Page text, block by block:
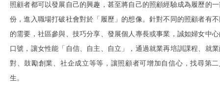
照顧者都可以發展自己的興趣，甚至將自己的照顧經驗成為履歷的
份，進入職場打破社會對於「履歷」的想像。針對不同的照顧者有
的需要，社區參與、技巧分享、發展個人專長或事業，誠如婦女中
口號，讓女性能「自信、自主、自立」，通過就業再培訓課程、就
對、鼓勵創業、社企成立等等，讓照顧者可增加自信心，找尋第二
生。